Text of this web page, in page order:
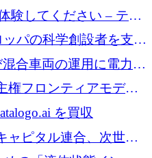
ルのプレシードを調達
験してください – テク
のイノベーションの未
ッパの科学創設者を支援
ルを調達
合車両の運用に電力を
ユーロを寄付
権フロンティアモデル
を買収
ャピタル連合、次世代
に向けて機関投資家へ